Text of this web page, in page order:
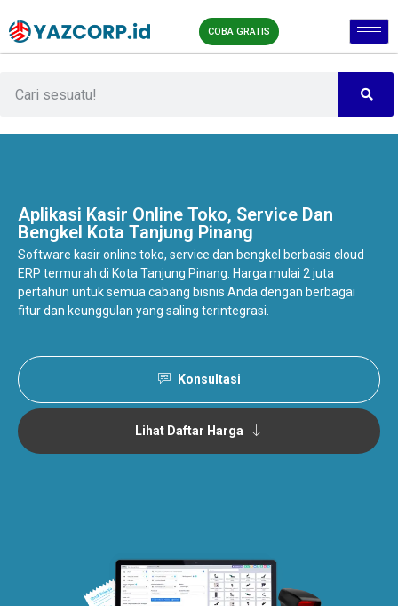
COBA GRATIS
Aplikasi Kasir Online Toko, Service Dan
Bengkel Kota Tanjung Pinang
Software kasir online toko, service dan bengkel berbasis cloud
ERP termurah di Kota Tanjung Pinang. Harga mulai 2 juta
pertahun untuk semua cabang bisnis Anda dengan berbagai
fitur dan keunggulan yang saling terintegrasi.
Konsultasi
Lihat Daftar Harga